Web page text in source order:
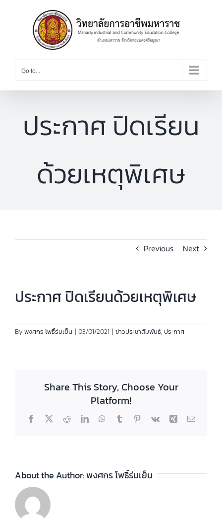
Go to...
ประกาศ ปิดเรียน
ด้วยเหตุพิเศษ
Previous Next
ประกาศ ปิดเรียนด้วยเหตุพิเศษ
By พงศกร โพธิ์ร่มเย็น | 03/01/2021 | ข่าวประชาสัมพันธ์, ประกาศ
Share This Story, Choose Your
Platform!
Facebook
X RedditLinkedInWhatsApp
TumblrPinterest
Vk Xing Email
About the Author:พงศกร โพธิ์ร่มเย็น